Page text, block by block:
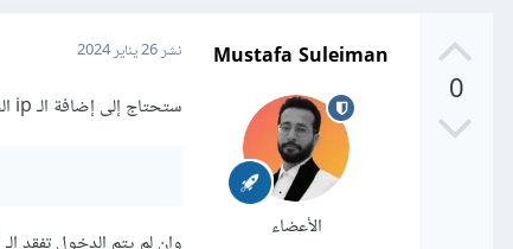
0
Mustafa Suleiman
الأعضاء
نشر26 يناير 2024
ستحتاج إلى إضافة الـ ip الخاص باللعبة إلى Access target entry، عامًة توجه إلى صفحة الراوتر من خلال: